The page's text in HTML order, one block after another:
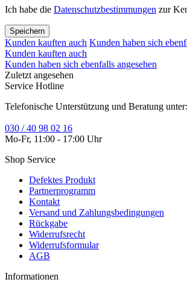
Ich habe die Datenschutzbestimmungen zur
Speichern
Kunden kauften auch Kunden haben sich
Kunden kauften auch
Kunden haben sich ebenfalls angesehen
Zuletzt angesehen
Service Hotline
Telefonische Unterstützung und Beratung unter:
030 / 40 98 02 16
Mo-Fr, 11:00 - 17:00 Uhr
Shop Service
Defektes Produkt
Partnerprogramm
Kontakt
Versand und Zahlungsbedingungen
Rückgabe
Widerrufsrecht
Widerrufsformular
AGB
Informationen